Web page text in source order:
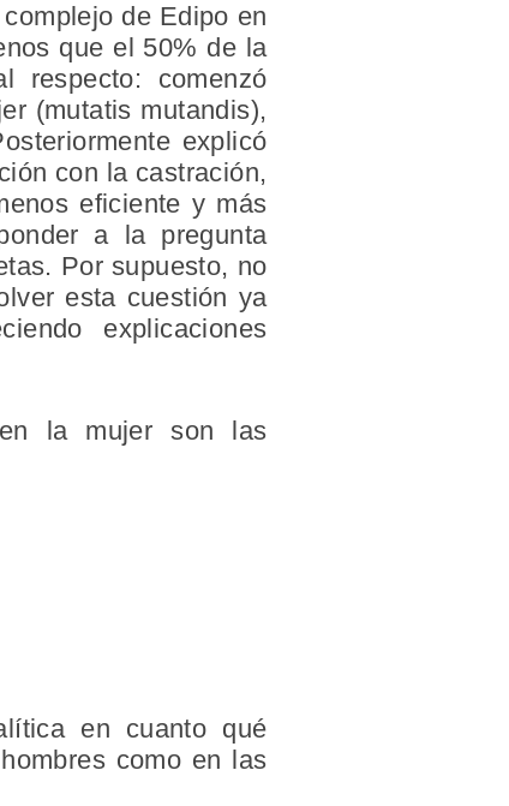
de Edipo en
que el 50% de la
respecto: comenzó
(mutatis mutandis),
explicó
con la castración,
eficiente y más
a la pregunta
Por supuesto, no
esta cuestión ya
explicaciones
la mujer son las
en cuanto qué
como en las